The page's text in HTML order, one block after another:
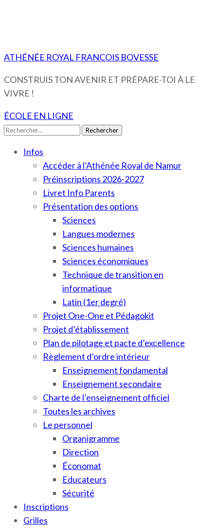
ATHÉNÉE ROYAL FRANCOIS BOVESSE
CONSTRUIS TON AVENIR ET PRÉPARE-TOI À LE
VIVRE !
ÉCOLE EN LIGNE
Rechercher :
Infos
Accéder à l’Athénée Royal de Namur
Préinscriptions 2026-2027
Livret Info Parents
Présentation des options
Sciences
Langues modernes
Sciences humaines
Sciences économiques
Technique de transition en
informatique
Latin (1er degré)
Projet One-One et Pédagokit
Projet d’établissement
Plan de pilotage et pacte d’excellence
Règlement d’ordre intérieur
Enseignement fondamental
Enseignement secondaire
Charte de l’enseignement officiel
Toutes les archives
Le personnel
Organigramme
Direction
Économat
Educateurs
Sécurité
Inscriptions
Grilles